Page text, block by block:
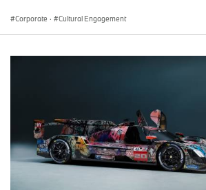
Corporate · Cultural Engagement